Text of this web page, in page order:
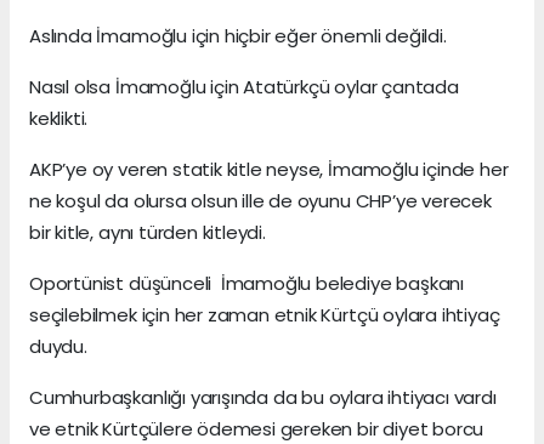
Aslında İmamoğlu için hiçbir eğer önemli değildi.
Nasıl olsa İmamoğlu için Atatürkçü oylar çantada
keklikti.
AKP’ye oy veren statik kitle neyse, İmamoğlu içinde her
ne koşul da olursa olsun ille de oyunu CHP’ye verecek
bir kitle, aynı türden kitleydi.
Oportünist düşünceli İmamoğlu belediye başkanı
seçilebilmek için her zaman etnik Kürtçü oylara ihtiyaç
duydu.
Cumhurbaşkanlığı yarışında da bu oylara ihtiyacı vardı
ve etnik Kürtçülere ödemesi gereken bir diyet borcu